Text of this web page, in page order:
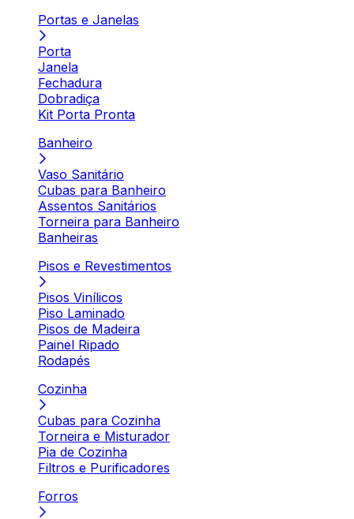
Portas e Janelas
Porta
Janela
Fechadura
Dobradiça
Kit Porta Pronta
Banheiro
Vaso Sanitário
Cubas para Banheiro
Assentos Sanitários
Torneira para Banheiro
Banheiras
Pisos e Revestimentos
Pisos Vinílicos
Piso Laminado
Pisos de Madeira
Painel Ripado
Rodapés
Cozinha
Cubas para Cozinha
Torneira e Misturador
Pia de Cozinha
Filtros e Purificadores
Forros